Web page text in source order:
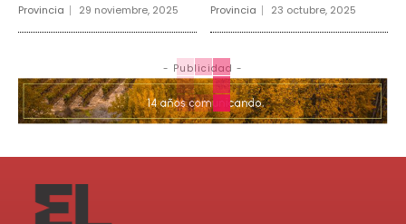
Provincia 29 noviembre, 2025 Provincia 23 octubre, 2025
- Publicidad -